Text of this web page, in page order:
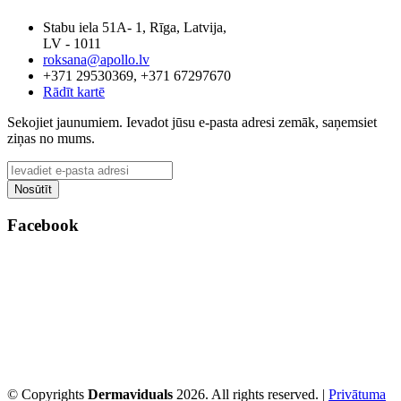
Stabu iela 51A- 1, Rīga, Latvija,
LV - 1011
roksana@apollo.lv
+371 29530369, +371 67297670
Rādīt kartē
Sekojiet jaunumiem. Ievadot jūsu e-pasta adresi zemāk, saņemsiet
ziņas no mums.
Facebook
© Copyrights Dermaviduals 2026. All rights reserved. | Privātuma